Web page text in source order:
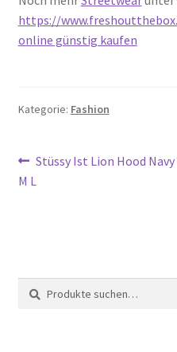
https://
online günstig kaufen
Kategorie: Fashion
Vorheriger
Stüssy Ist Lion Hood Navy
M L
Suche
nach:
Suche